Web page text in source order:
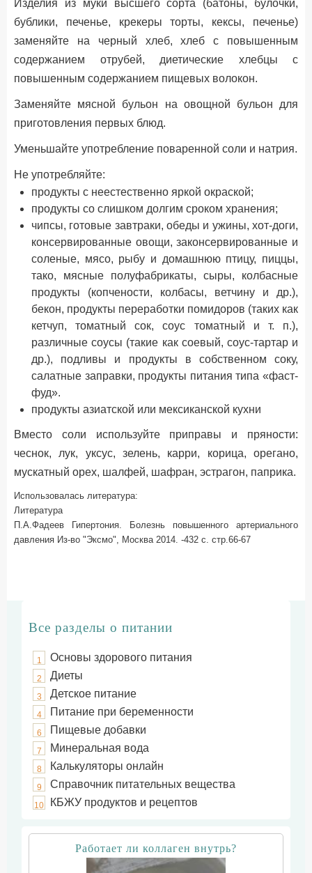
Изделия из муки высшего сорта (батоны, булочки,
бублики, печенье, крекеры торты, кексы, печенье)
заменяйте на черный хлеб, хлеб с повышенным
содержанием отрубей, диетические хлебцы с
повышенным содержанием пищевых волокон.
Заменяйте мясной бульон на овощной бульон для
приготовления первых блюд.
Уменьшайте употребление поваренной соли и натрия.
Не употребляйте:
продукты с неестественно яркой окраской;
продукты со слишком долгим сроком хранения;
чипсы, готовые завтраки, обеды и ужины, хот-доги,
консервированные овощи, законсервированные и
соленые, мясо, рыбу и домашнюю птицу, пиццы,
тако, мясные полуфабрикаты, сыры, колбасные
продукты (копчености, колбасы, ветчину и др.),
бекон, продукты переработки помидоров (таких как
кетчуп, томатный сок, соус томатный и т. п.),
различные соусы (такие как соевый, соус-тартар и
др.), подливы и продукты в собственном соку,
салатные заправки, продукты питания типа «фаст-
фуд».
продукты азиатской или мексиканской кухни
Вместо соли используйте приправы и пряности:
чеснок, лук, уксус, зелень, карри, корица, орегано,
мускатный орех, шалфей, шафран, эстрагон, паприка.
Использовалась литература:
Литература
П.А.Фадеев Гипертония. Болезнь повышенного артериального
давления Из-во "Эксмо", Москва 2014. -432 с. стр.66-67
Все разделы о питании
1 Основы здорового питания
2 Диеты
3 Детское питание
4 Питание при беременности
6 Пищевые добавки
7 Минеральная вода
8 Калькуляторы онлайн
9 Справочник питательных вещества
10 КБЖУ продуктов и рецептов
Работает ли коллаген внутрь?